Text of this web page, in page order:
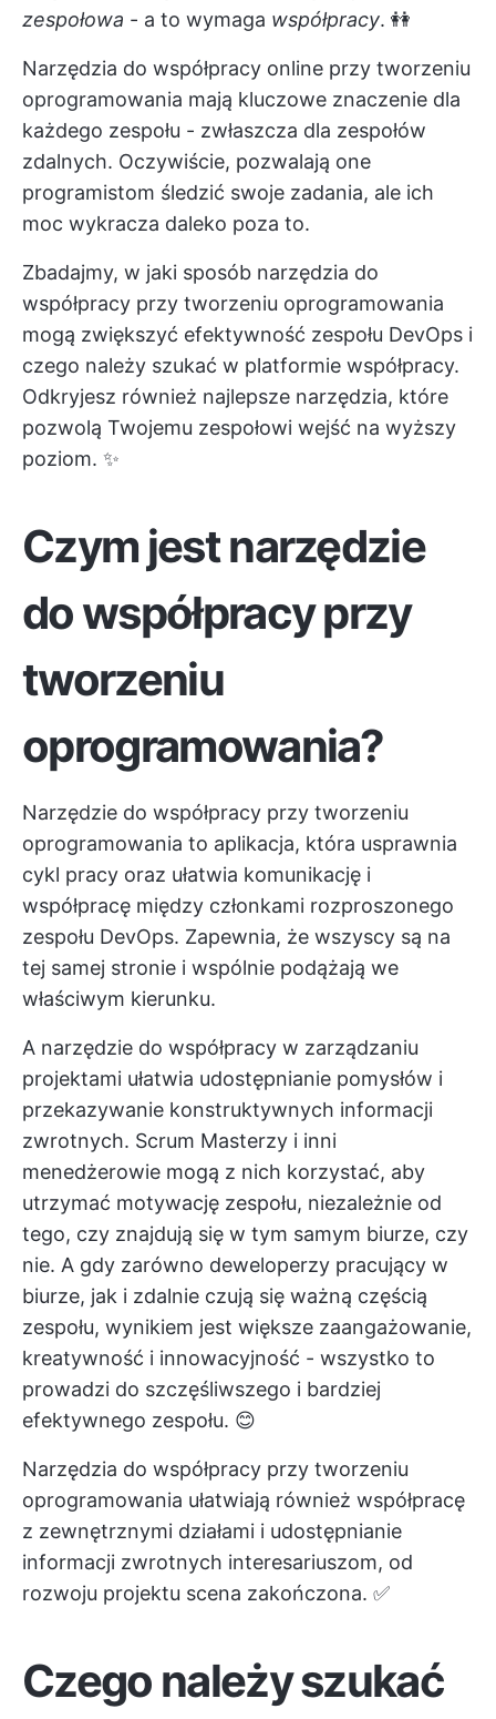
zespołowa - a to wymaga współpracy. 👭
Narzędzia do współpracy online przy tworzeniu
oprogramowania mają kluczowe znaczenie dla
każdego zespołu - zwłaszcza dla zespołów
zdalnych. Oczywiście, pozwalają one
programistom śledzić swoje zadania, ale ich
moc wykracza daleko poza to.
Zbadajmy, w jaki sposób narzędzia do
współpracy przy tworzeniu oprogramowania
mogą zwiększyć efektywność zespołu DevOps i
czego należy szukać w platformie współpracy.
Odkryjesz również najlepsze narzędzia, które
pozwolą Twojemu zespołowi wejść na wyższy
poziom. ✨
Czym jest narzędzie
do współpracy przy
tworzeniu
oprogramowania?
Narzędzie do współpracy przy tworzeniu
oprogramowania to aplikacja, która usprawnia
cykl pracy oraz ułatwia komunikację i
współpracę między członkami rozproszonego
zespołu DevOps. Zapewnia, że wszyscy są na
tej samej stronie i wspólnie podążają we
właściwym kierunku.
A narzędzie do współpracy w zarządzaniu
projektami ułatwia udostępnianie pomysłów i
przekazywanie konstruktywnych informacji
zwrotnych. Scrum Masterzy i inni
menedżerowie mogą z nich korzystać, aby
utrzymać motywację zespołu, niezależnie od
tego, czy znajdują się w tym samym biurze, czy
nie. A gdy zarówno deweloperzy pracujący w
biurze, jak i zdalnie czują się ważną częścią
zespołu, wynikiem jest większe zaangażowanie,
kreatywność i innowacyjność - wszystko to
prowadzi do szczęśliwszego i bardziej
efektywnego zespołu. 😊
Narzędzia do współpracy przy tworzeniu
oprogramowania ułatwiają również współpracę
z zewnętrznymi działami i udostępnianie
informacji zwrotnych interesariuszom, od
rozwoju projektu scena zakończona. ✅
Czego należy szukać